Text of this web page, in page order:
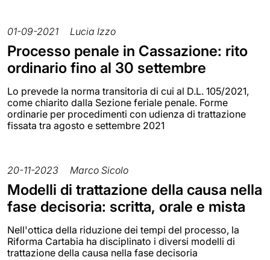
01-09-2021 Lucia Izzo
Processo penale in Cassazione: rito
ordinario fino al 30 settembre
Lo prevede la norma transitoria di cui al D.L. 105/2021,
come chiarito dalla Sezione feriale penale. Forme
ordinarie per procedimenti con udienza di trattazione
fissata tra agosto e settembre 2021
20-11-2023 Marco Sicolo
Modelli di trattazione della causa nella
fase decisoria: scritta, orale e mista
Nell'ottica della riduzione dei tempi del processo, la
Riforma Cartabia ha disciplinato i diversi modelli di
trattazione della causa nella fase decisoria